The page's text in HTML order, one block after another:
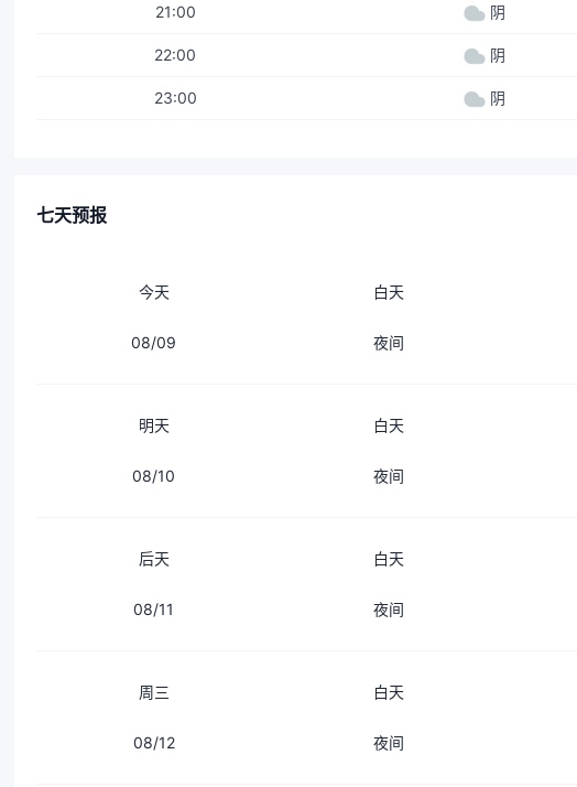
21:00 阴
22:00 阴
23:00 阴
七天预报
今天 白天
08/09 夜间
明天 白天
08/10 夜间
后天 白天
08/11 夜间
周三 白天
08/12 夜间